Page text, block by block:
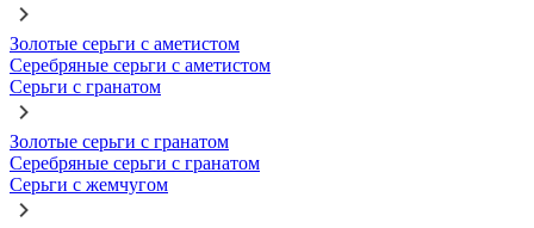
Золотые серьги с аметистом
Серебряные серьги с аметистом
Серьги с гранатом
Золотые серьги с гранатом
Серебряные серьги с гранатом
Серьги с жемчугом